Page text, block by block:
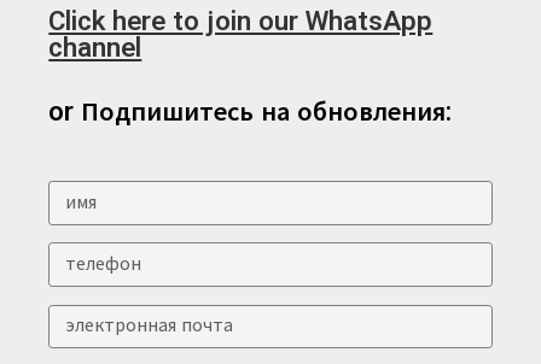
Click here to join our WhatsApp
channel
or Подпишитесь на обновления: